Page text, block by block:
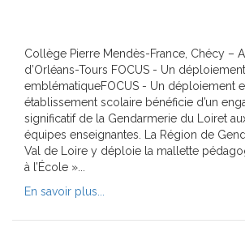
Collège Pierre Mendès-France, Chécy –
d’Orléans-Tours FOCUS - Un déploiement
emblématiqueFOCUS - Un déploiement
établissement scolaire bénéficie d’un
significatif de la Gendarmerie du Loiret
équipes enseignantes. La Région de
Val de Loire y déploie la mallette
à l’École »...
En savoir plus...